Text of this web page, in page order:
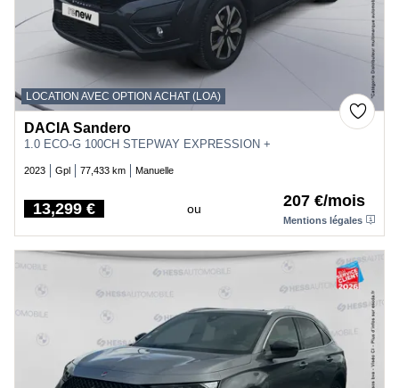
LOCATION AVEC OPTION ACHAT (LOA)
DACIA Sandero
1.0 ECO-G 100CH STEPWAY EXPRESSION +
2023 Gpl 77,433 km Manuelle
Price
13,299 € ou 207 €/mois
Mentions légales